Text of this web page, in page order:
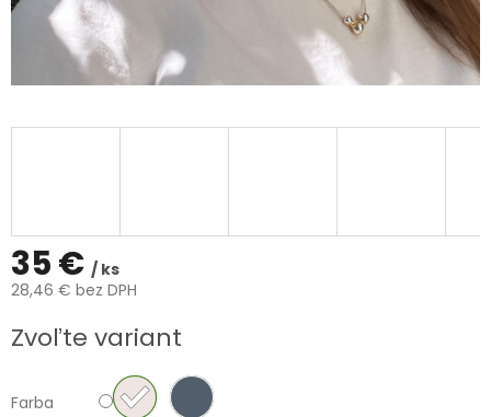
35 € / ks
28,46 € bez DPH
cena:
Zvoľte variant
Farba